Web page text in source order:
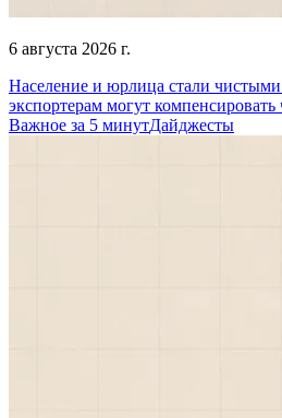
6 августа 2026 г.
Население и юрлица стали
экспортерам могут компенсировать
Важное за 5 минутДайджесты